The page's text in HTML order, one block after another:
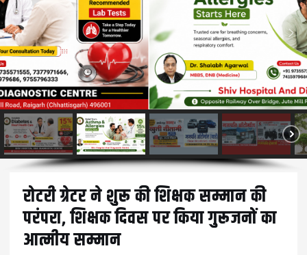
रोटरी ग्रेटर ने शुरू की शिक्षक सम्मान की
परंपरा, शिक्षक दिवस पर किया गुरूजनों का
आत्मीय सम्मान